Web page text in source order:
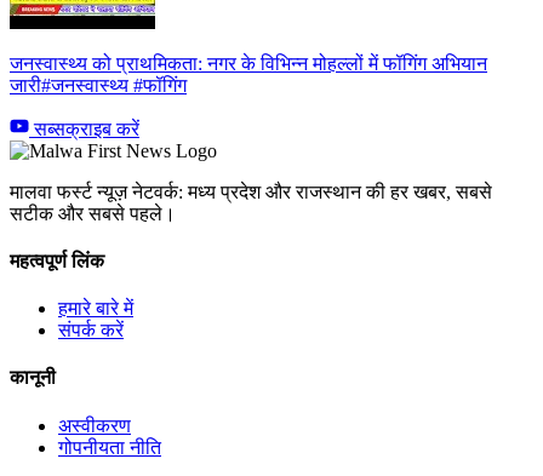
जनस्वास्थ्य को प्राथमिकता: नगर के विभिन्न मोहल्लों में फॉगिंग अभियान
जारी#जनस्वास्थ्य #फॉगिंग
सब्सक्राइब करें
मालवा फर्स्ट न्यूज़ नेटवर्क: मध्य प्रदेश और राजस्थान की हर खबर, सबसे
सटीक और सबसे पहले।
महत्वपूर्ण लिंक
हमारे बारे में
संपर्क करें
कानूनी
अस्वीकरण
गोपनीयता नीति